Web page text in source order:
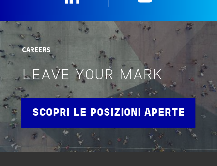
CAREERS
LEAVE YOUR MARK
SCOPRI LE POSIZIONI APERTE